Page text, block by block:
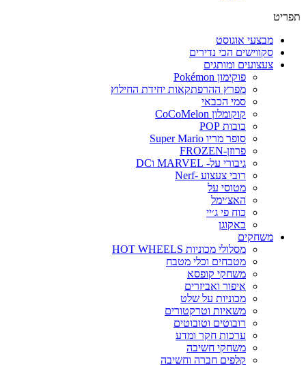
מבצעי אוגוסט
סקווישים הכי נדירים
צעצועים ומותגים
פוקימון Pokémon
מפרץ ההרפתקאות יחידת החילוץ
סמי הכבאי
קוקומלון CoCoMelon
בובות POP
סופר מריו Super Mario
פרוזן-FROZEN
גיבורי על- MARVEL וDC
רובי צעצוע -Nerf
מטוסי על
האצ׳ימל
כוח פי ג׳יי
באקוגן
משחקים
מסלולי מכוניות HOT WHEELS
מטבחים וכלי מטבח
משחקי קופסא
איפור ואביזרים
מכוניות על שלט
משאיות וטרקטורים
רובוטים וטובוטים
ערכות חקר ומדע
משחקי חשיבה
קלפים חברה וחשיבה